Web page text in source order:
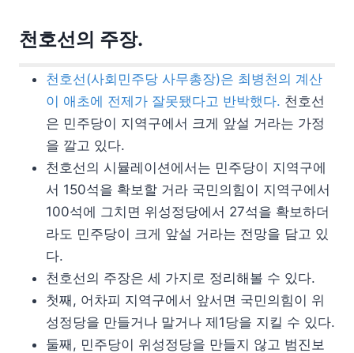
천호선의 주장.
천호선(사회민주당 사무총장)은 최병천의 계산
이 애초에 전제가 잘못됐다고 반박했다. 천호선
은 민주당이 지역구에서 크게 앞설 거라는 가정
을 깔고 있다.
천호선의 시뮬레이션에서는 민주당이 지역구에
서 150석을 확보할 거라 국민의힘이 지역구에서
100석에 그치면 위성정당에서 27석을 확보하더
라도 민주당이 크게 앞설 거라는 전망을 담고 있
다.
천호선의 주장은 세 가지로 정리해볼 수 있다.
첫째, 어차피 지역구에서 앞서면 국민의힘이 위
성정당을 만들거나 말거나 제1당을 지킬 수 있다.
둘째, 민주당이 위성정당을 만들지 않고 범진보